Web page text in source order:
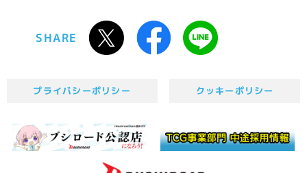
SHARE
プライバシーポリシー クッキーポリシー